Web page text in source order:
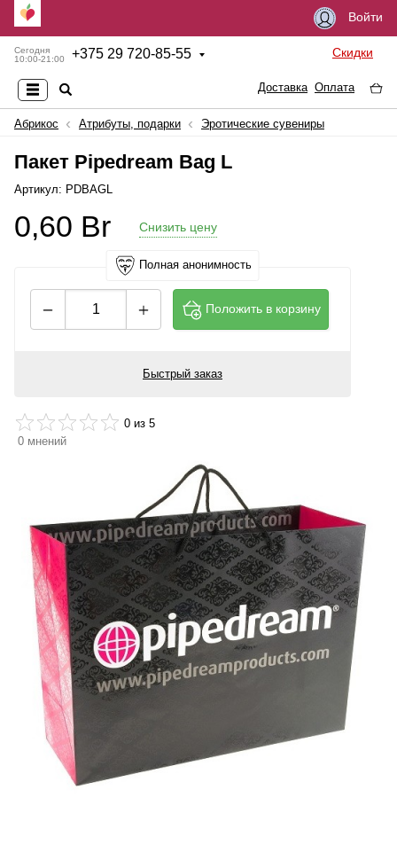
Войти
Сегодня
10:00-21:00
+375 29 720-85-55 Скидки
Доставка Оплата
Абрикос Атрибуты, подарки Эротические сувениры
Пакет Pipedream Bag L
Артикул: PDBAGL
0,60 Br Снизить цену
Полная анонимность
Положить в корзину
Быстрый заказ
0 из 5
0 мнений